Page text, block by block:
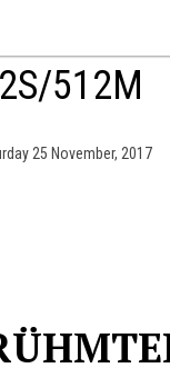
512M
25 November, 2017